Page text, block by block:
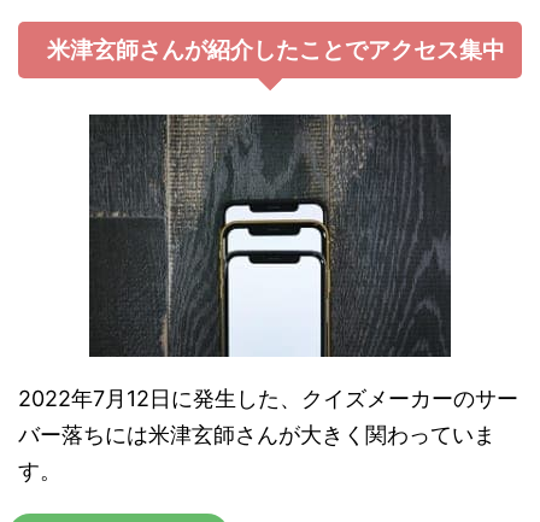
米津玄師さんが紹介したことでアクセス集中
2022年7月12日に発生した、クイズメーカーのサー
バー落ちには米津玄師さんが大きく関わっていま
す。